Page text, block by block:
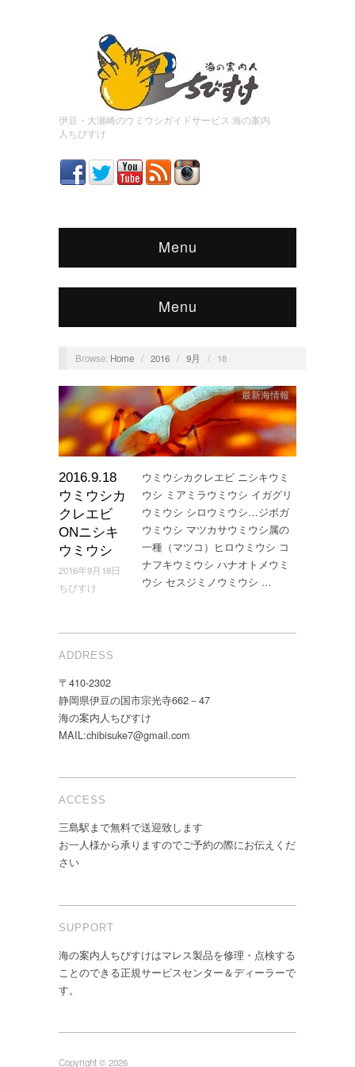
伊豆・大瀬崎のウミウシガイドサービス 海の案内
人ちびすけ
Menu
Menu
Browse: Home / 2016 / 9月 / 18
2016.9.18
ウミウシカ
クレエビ
ONニシキ
ウミウシ
2016年9月18日
ちびすけ
最新海情報
ウミウシカクレエビ ニシキウミ
ウシ ミアミラウミウシ イガグリ
ウミウシ シロウミウシ…ジボガ
ウミウシ マツカサウミウシ属の
一種（マツコ）ヒロウミウシ コ
ナフキウミウシ ハナオトメウミ
ウシ セスジミノウミウシ …
ADDRESS
〒410-2302
静岡県伊豆の国市宗光寺662－47
海の案内人ちびすけ
MAIL:chibisuke7@gmail.com
ACCESS
三島駅まで無料で送迎致します
お一人様から承りますのでご予約の際にお伝えくだ
さい
SUPPORT
海の案内人ちびすけはマレス製品を修理・点検する
ことのできる正規サービスセンター＆ディーラーで
す。
Copyright © 2026